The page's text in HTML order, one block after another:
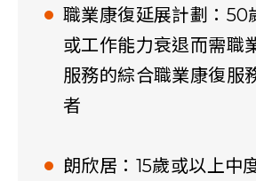
職業康復延展計劃：50
或工作能力衰退而需職
服務的綜合職業康復服
者
朗欣居：15歲或以上中